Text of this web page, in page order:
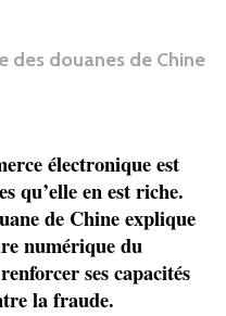
des douanes de Chine
électronique est
qu’elle en est riche.
de Chine explique
numérique du
ses capacités
la fraude.